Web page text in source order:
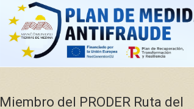
Miembro del PRODER Ruta del